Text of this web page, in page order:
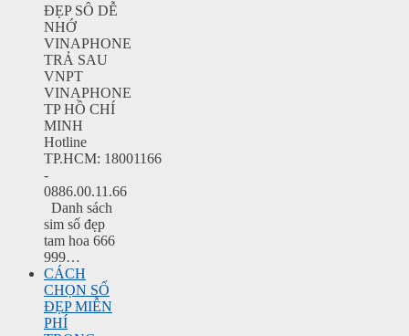
ĐẸP SÔ DỄ
NHỚ
VINAPHONE
TRẢ SAU
VNPT
VINAPHONE
TP HỒ CHÍ
MINH
Hotline
TP.HCM: 18001166
-
0886.00.11.66
Danh sách
sim số đẹp
tam hoa 666
999…
CÁCH
CHỌN SỐ
ĐẸP MIỄN
PHÍ